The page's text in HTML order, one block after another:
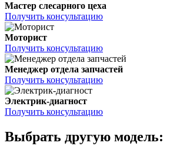
Мастер слесарного цеха
Получить консультацию
Моторист
Получить консультацию
Менеджер отдела запчастей
Получить консультацию
Электрик-диагност
Получить консультацию
Выбрать другую модель: